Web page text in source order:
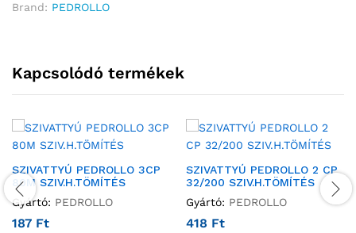
Brand: PEDROLLO
Kapcsolódó termékek
SZIVATTYÚ PEDROLLO 3CP
80M SZIV.H.TÖMÍTÉS
Gyártó: PEDROLLO
187 Ft
SZIVATTYÚ PEDROLLO 2 CP
32/200 SZIV.H.TÖMÍTÉS
Gyártó: PEDROLLO
418 Ft